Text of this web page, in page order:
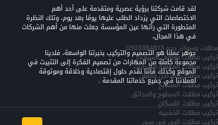
لقد قامت شركتنا برؤية عصرية ومتقدمة على أحد أهم
الاختصاصات التي يزداد الطلب عليها يومًا بعد يوم، وتلك النظرة
المتطورة التي رأتها عين المؤسسة جعلت منها من أهم الشركات
في هذا المجال،
جوهر عملنا هو التصميم والتركيب بخبرتنا الواسعة، فلدينا
مجموعة كاملة من المهارات من تصميم الفكرة إلى التثبيت في
الموقع وكذلك فأننا نقدم حلول إقتصادية وخلاقة وموثوقة
لعملائنا في جميع خدماتنا المقدمة .
مظلات وسواتر جده 0503384813
تركيب مظلات مواقف السيارات
تركيب مظلات المعلقه للسيارات
تركيب مظلات المداخل والفلل
تركيب مظلات المسابح
تركيب مظلات السطوح والحدائق
تركيب مظلات اللسكان
تركيب مظلات الخشبيه
تركيب مظلات البي في سي